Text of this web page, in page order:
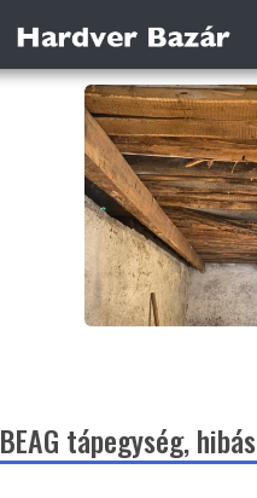
BEAG tápegység, hibás